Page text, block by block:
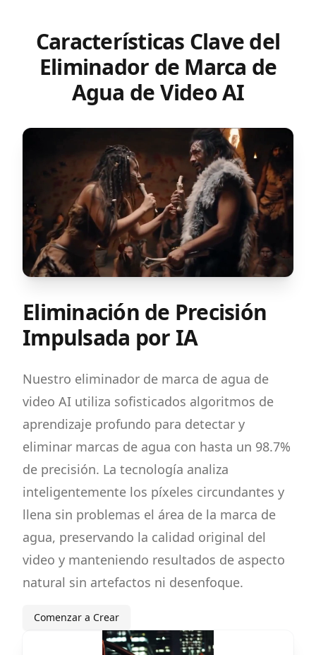
Características Clave del
Eliminador de Marca de
Agua de Video AI
Eliminación de Precisión
Impulsada por IA
Nuestro eliminador de marca de agua de
video AI utiliza sofisticados algoritmos de
aprendizaje profundo para detectar y
eliminar marcas de agua con hasta un 98.7%
de precisión. La tecnología analiza
inteligentemente los píxeles circundantes y
llena sin problemas el área de la marca de
agua, preservando la calidad original del
video y manteniendo resultados de aspecto
natural sin artefactos ni desenfoque.
Comenzar a Crear